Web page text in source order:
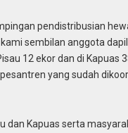
pendistribusian
sembilan anggota
12 ekor dan di Kapuas
yang sudah
dan Kapuas serta